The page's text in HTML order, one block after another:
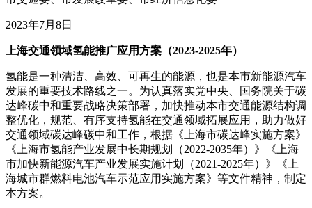
2023年7月8日
上海交通领域氢能推广应用方案（2023-2025年）
氢能是一种清洁、高效、可再生的能源，也是本市新能源汽车
发展的重要技术路线之一。为认真落实党中央、国务院关于碳
达峰碳中和重要战略决策部署，加快推动本市交通能源结构调
整优化，规范、有序支持氢能在交通领域拓展应用，助力做好
交通领域碳达峰碳中和工作，根据《上海市碳达峰实施方案》
《上海市氢能产业发展中长期规划（2022-2035年）》《上海
市加快新能源汽车产业发展实施计划（2021-2025年）》《上
海城市群燃料电池汽车示范应用实施方案》等文件精神，制定
本方案。